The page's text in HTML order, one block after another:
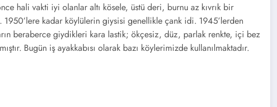
hali vakti iyi olanlar altı kösele, üstü deri, burnu az kıvrık bir
kadar köylülerin giysisi genellikle çank idi. 1945’lerden
beraberce giydikleri kara lastik; ökçesiz, düz, parlak renkte, içi bez
Bugün iş ayakkabısı olarak bazı köylerimizde kullanılmaktadır.